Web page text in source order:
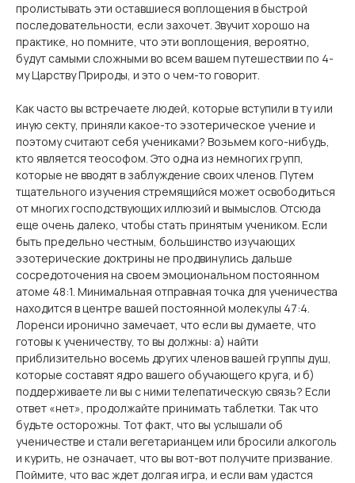
пролистывать эти оставшиеся воплощения в быстрой
последовательности, если захочет. Звучит хорошо на
практике, но помните, что эти воплощения, вероятно,
будут самыми сложными во всем вашем путешествии по 4-
му Царству Природы, и это о чем-то говорит.
Как часто вы встречаете людей, которые вступили в ту или
иную секту, приняли какое-то эзотерическое учение и
поэтому считают себя учениками? Возьмем кого-нибудь,
кто является теософом. Это одна из немногих групп,
которые не вводят в заблуждение своих членов. Путем
тщательного изучения стремящийся может освободиться
от многих господствующих иллюзий и вымыслов. Отсюда
еще очень далеко, чтобы стать принятым учеником. Если
быть предельно честным, большинство изучающих
эзотерические доктрины не продвинулись дальше
сосредоточения на своем эмоциональном постоянном
атоме 48:1. Минимальная отправная точка для ученичества
находится в центре вашей постоянной молекулы 47:4.
Лоренси иронично замечает, что если вы думаете, что
готовы к ученичеству, то вы должны: а) найти
приблизительно восемь других членов вашей группы душ,
которые составят ядро ​​вашего обучающего круга, и б)
поддерживаете ли вы с ними телепатическую связь? Если
ответ «нет», продолжайте принимать таблетки. Так что
будьте осторожны. Тот факт, что вы услышали об
ученичестве и стали вегетарианцем или бросили алкоголь
и курить, не означает, что вы вот-вот получите призвание.
Поймите, что вас ждет долгая игра, и если вам удастся